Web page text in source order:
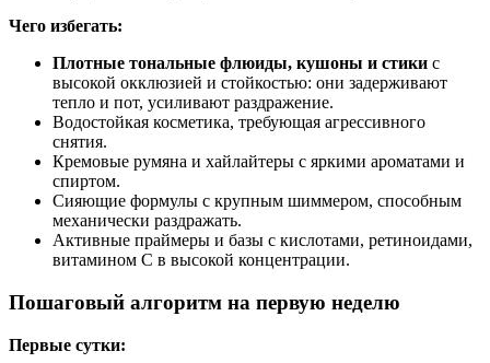
Чего избегать:
Плотные тональные флюиды, кушоны и стики с
высокой окклюзией и стойкостью: они задерживают
тепло и пот, усиливают раздражение.
Водостойкая косметика, требующая агрессивного
снятия.
Кремовые румяна и хайлайтеры с яркими ароматами и
спиртом.
Сияющие формулы с крупным шиммером, способным
механически раздражать.
Активные праймеры и базы с кислотами, ретиноидами,
витамином С в высокой концентрации.
Пошаговый алгоритм на первую неделю
Первые сутки: